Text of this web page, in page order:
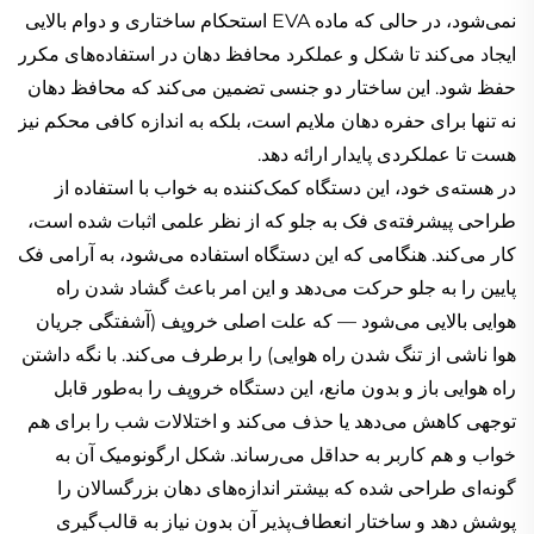
نمی‌شود، در حالی که ماده EVA استحکام ساختاری و دوام بالایی
ایجاد می‌کند تا شکل و عملکرد محافظ دهان در استفاده‌های مکرر
حفظ شود. این ساختار دو جنسی تضمین می‌کند که محافظ دهان
نه تنها برای حفره دهان ملایم است، بلکه به اندازه کافی محکم نیز
هست تا عملکردی پایدار ارائه دهد.
در هسته‌ی خود، این دستگاه کمک‌کننده به خواب با استفاده از
طراحی پیشرفته‌ی فک به جلو که از نظر علمی اثبات شده است،
کار می‌کند. هنگامی که این دستگاه استفاده می‌شود، به آرامی فک
پایین را به جلو حرکت می‌دهد و این امر باعث گشاد شدن راه
هوایی بالایی می‌شود — که علت اصلی خروپف (آشفتگی جریان
هوا ناشی از تنگ شدن راه هوایی) را برطرف می‌کند. با نگه داشتن
راه هوایی باز و بدون مانع، این دستگاه خروپف را به‌طور قابل
توجهی کاهش می‌دهد یا حذف می‌کند و اختلالات شب را برای هم
خواب و هم کاربر به حداقل می‌رساند. شکل ارگونومیک آن به
گونه‌ای طراحی شده که بیشتر اندازه‌های دهان بزرگسالان را
پوشش دهد و ساختار انعطاف‌پذیر آن بدون نیاز به قالب‌گیری